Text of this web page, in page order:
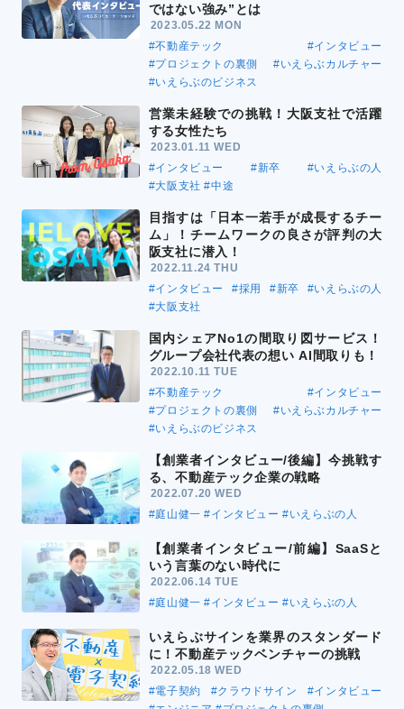
ではない強み”とは
2023.05.22 MON
#不動産テック
#インタビュー
#プロジェクトの裏側
#いえらぶカルチャー
#いえらぶのビジネス
営業未経験での挑戦！大阪支社で活躍
する女性たち
2023.01.11 WED
#インタビュー
#新卒
#いえらぶの人
#大阪支社 #中途
目指すは「日本一若手が成長するチー
ム」！チームワークの良さが評判の大
阪支社に潜入！
2022.11.24 THU
#インタビュー
#採用 #新卒
#いえらぶの人
#大阪支社
国内シェアNo1の間取り図サービス！
グループ会社代表の想い AI間取りも！
2022.10.11 TUE
#不動産テック
#インタビュー
#プロジェクトの裏側
#いえらぶカルチャー
#いえらぶのビジネス
【創業者インタビュー/後編】今挑戦す
る、不動産テック企業の戦略
2022.07.20 WED
#庭山健一 #インタビュー #いえらぶの人
【創業者インタビュー/前編】SaaSと
いう言葉のない時代に
2022.06.14 TUE
#庭山健一 #インタビュー #いえらぶの人
いえらぶサインを業界のスタンダード
に！不動産テックベンチャーの挑戦
2022.05.18 WED
#電子契約
#クラウドサイン
#インタビュー